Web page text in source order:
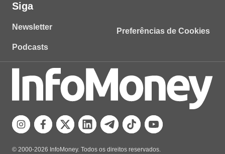
Siga
Newsletter
Podcasts
Preferências de Cookies
© 2000-2026 InfoMoney. Todos os direitos reservados.